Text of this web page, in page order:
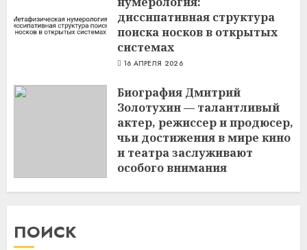
диссипативная структура
поиска носков в открытых
системах
16 АПРЕЛЯ 2026
Биография Дмитрий
Золотухин — талантливый
актер, режиссер и продюсер,
чьи достижения в мире кино
и театра заслуживают
особого внимания
ПОИСК